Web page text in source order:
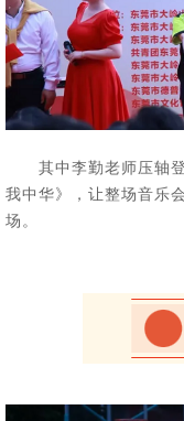
其中李勤老师压轴登
我中华》，让整场音乐
场。